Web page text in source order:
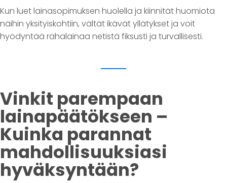
Kun luet lainasopimuksen huolella ja kiinnität huomiota
näihin yksityiskohtiin, vältät ikävät yllätykset ja voit
hyödyntää rahalainaa netistä fiksusti ja turvallisesti.
Vinkit parempaan
lainapäätökseen –
Kuinka parannat
mahdollisuuksiasi
hyväksyntään?